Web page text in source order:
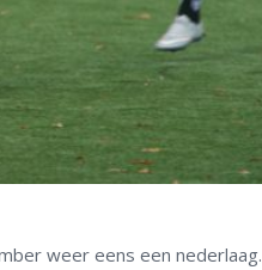
weer eens een nederlaag.